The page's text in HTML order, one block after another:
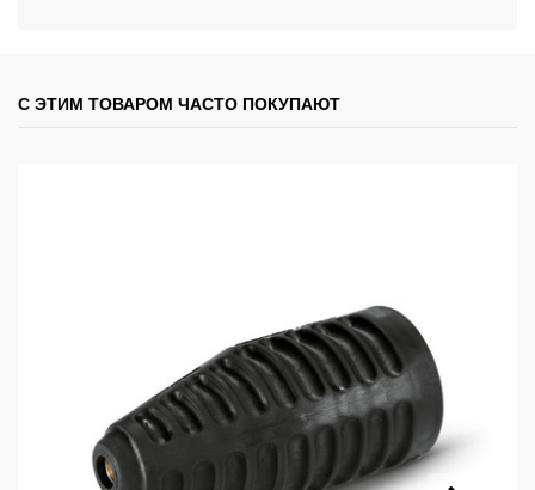
С ЭТИМ ТОВАРОМ ЧАСТО ПОКУПАЮТ